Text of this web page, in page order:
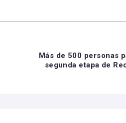
Más de 500 personas
segunda etapa de